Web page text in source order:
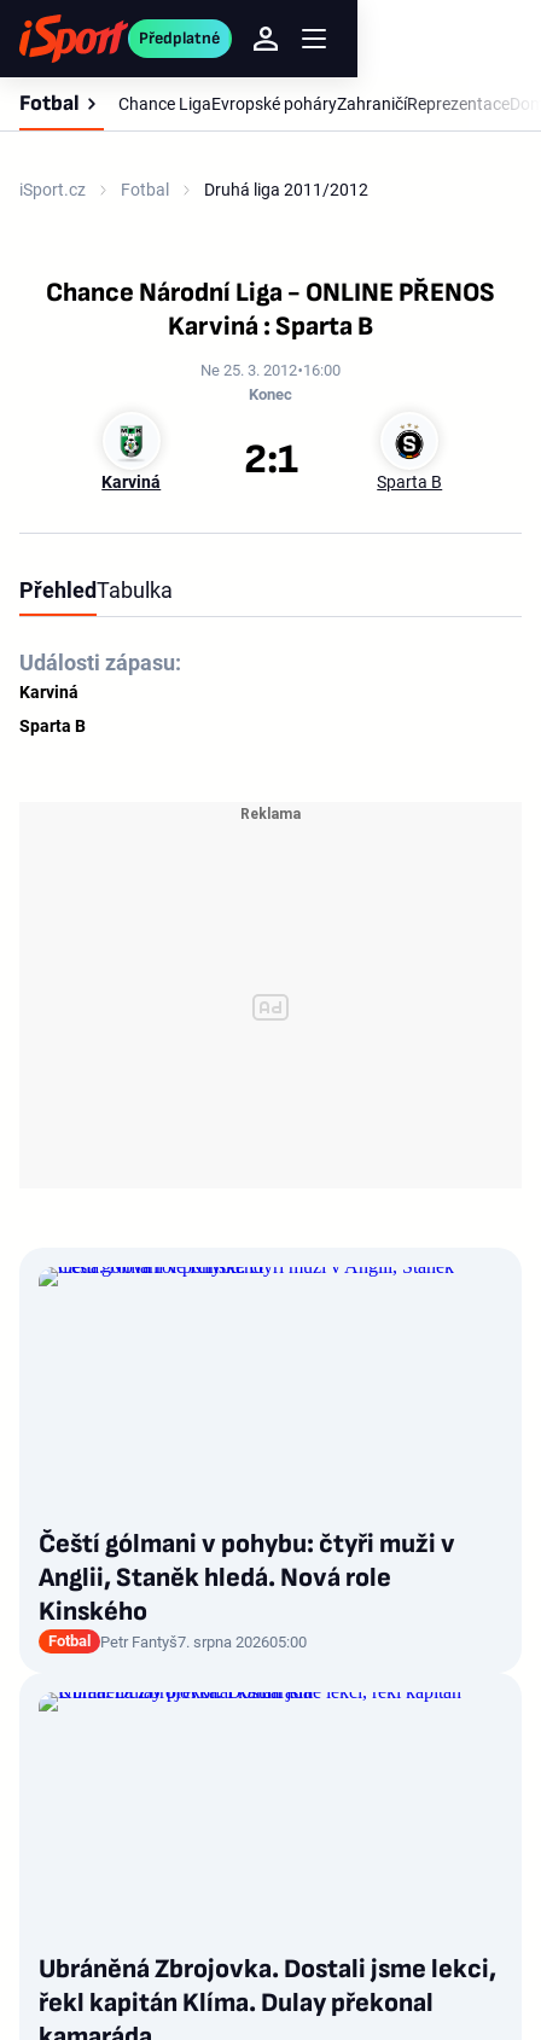
Předplatné
Fotbal Chance LigaEvropské poháryZahraničíReprezentace
iSport.cz Fotbal Druhá liga 2011/2012
Chance Národní Liga - ONLINE PŘENOS
Karviná : Sparta B
Ne 25. 3. 2012 16:00
Konec
Karviná Sparta B
2:1
PřehledTabulka
Události zápasu:
Karviná
Sparta B
Čeští gólmani v pohybu: čtyři muži v
Anglii, Staněk hledá. Nová role
Kinského
Fotbal Petr Fantyš7. srpna 202605:00
Ubráněná Zbrojovka. Dostali jsme lekci,
řekl kapitán Klíma. Dulay překonal